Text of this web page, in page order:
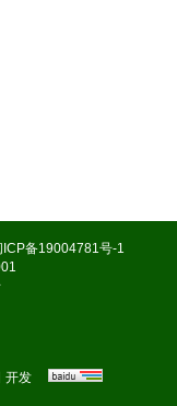
ICP备19004781号-1
开发